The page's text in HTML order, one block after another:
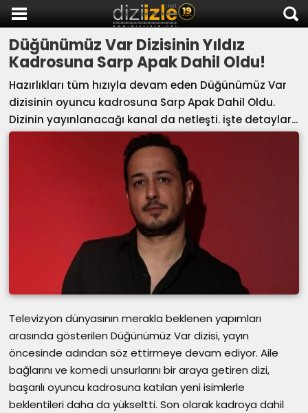
DİZİ İZLE
AKTİF DİZİLER
SON EKLENEN DİZİLER
TÜM DİZİLER
DİZİ HABERLERİ
Düğünümüz Var Dizisinin Yıldız
Kadrosuna Sarp Apak Dahil Oldu!
Hazırlıkları tüm hızıyla devam eden Düğünümüz Var
dizisinin oyuncu kadrosuna Sarp Apak Dahil Oldu.
Dizinin yayınlanacağı kanal da netleşti. işte detaylar...
Televizyon dünyasının merakla beklenen yapımları
arasında gösterilen Düğünümüz Var dizisi, yayın
öncesinde adından söz ettirmeye devam ediyor. Aile
bağlarını ve komedi unsurlarını bir araya getiren dizi,
başarılı oyuncu kadrosuna katılan yeni isimlerle
beklentileri daha da yükseltti. Son olarak kadroya dahil